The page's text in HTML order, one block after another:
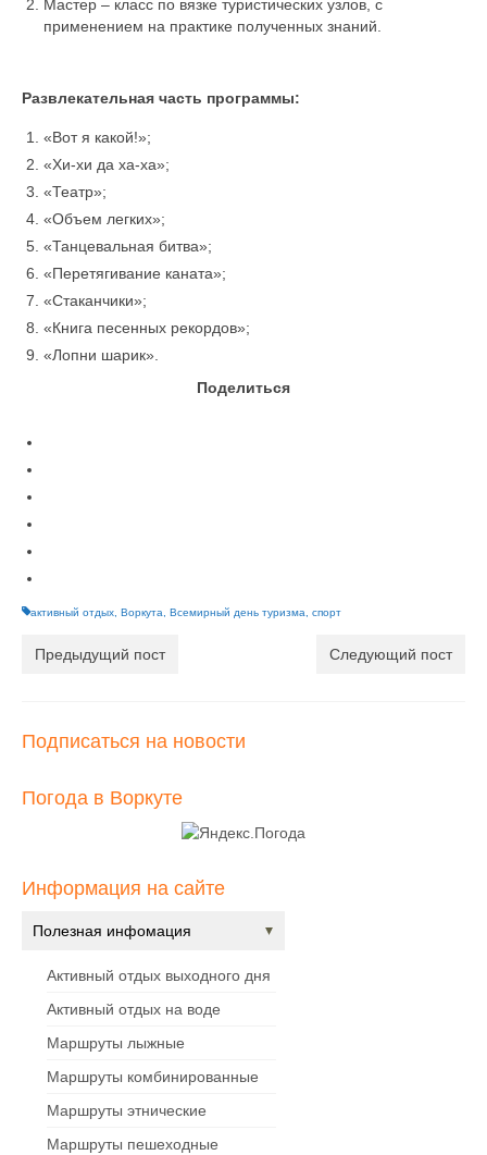
Мастер – класс по вязке туристических узлов, с
применением на практике полученных знаний.
Развлекательная часть программы:
«Вот я какой!»;
«Хи-хи да ха-ха»;
«Театр»;
«Объем легких»;
«Танцевальная битва»;
«Перетягивание каната»;
«Стаканчики»;
«Книга песенных рекордов»;
«Лопни шарик».
Поделиться
активный отдых Воркута Всемирный день туризма спорт
Предыдущий пост Следующий пост
Подписаться на новости
Погода в Воркуте
Информация на сайте
Полезная инфомация
Активный отдых выходного дня
Активный отдых на воде
Маршруты лыжные
Маршруты комбинированные
Маршруты этнические
Маршруты пешеходные